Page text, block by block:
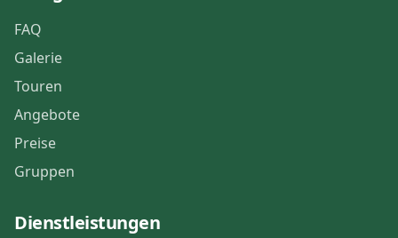
FAQ
Galerie
Touren
Angebote
Preise
Gruppen
Dienstleistungen